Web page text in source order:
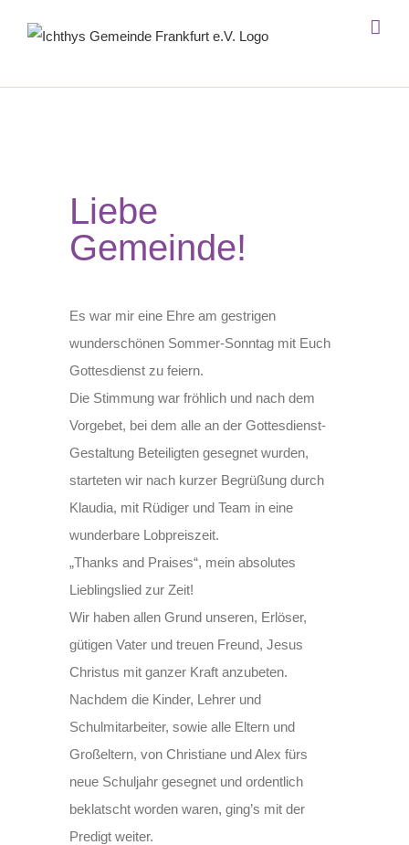
Inhalt
Liebe
Gemeinde!
Es war mir eine Ehre am gestrigen
wunderschönen Sommer-Sonntag mit Euch
Gottesdienst zu feiern.
Die Stimmung war fröhlich und nach dem
Vorgebet, bei dem alle an der Gottesdienst-
Gestaltung Beteiligten gesegnet wurden,
starteten wir nach kurzer Begrüßung durch
Klaudia, mit Rüdiger und Team in eine
wunderbare Lobpreiszeit.
„Thanks and Praises“, mein absolutes
Lieblingslied zur Zeit!
Wir haben allen Grund unseren, Erlöser,
gütigen Vater und treuen Freund, Jesus
Christus mit ganzer Kraft anzubeten.
Nachdem die Kinder, Lehrer und
Schulmitarbeiter, sowie alle Eltern und
Großeltern, von Christiane und Alex fürs
neue Schuljahr gesegnet und ordentlich
beklatscht worden waren, ging’s mit der
Predigt weiter.